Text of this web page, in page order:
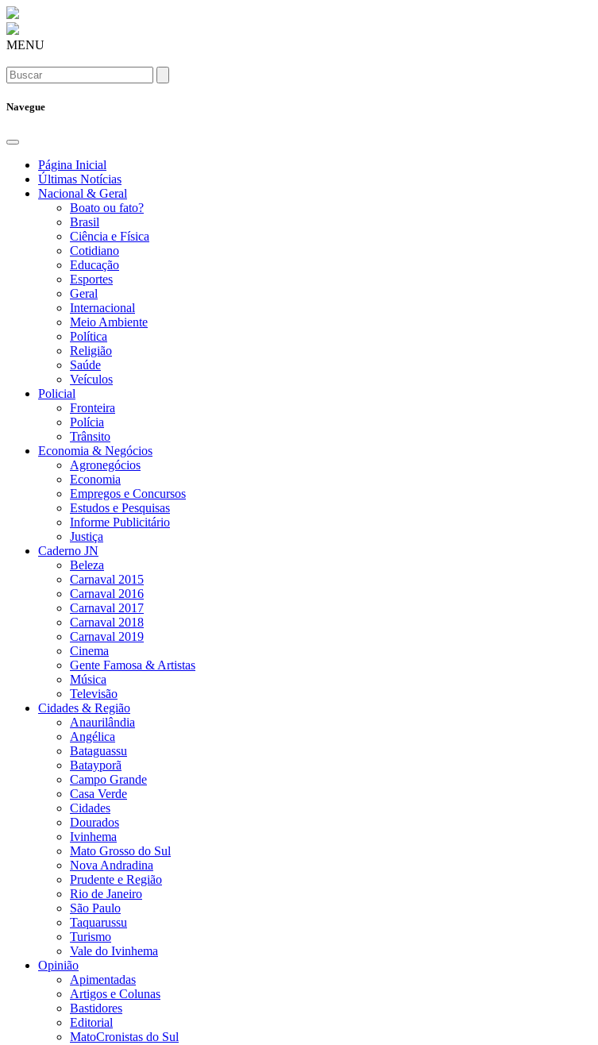
MENU
Navegue
Página Inicial
Últimas Notícias
Nacional & Geral
Boato ou fato?
Brasil
Ciência e Física
Cotidiano
Educação
Esportes
Geral
Internacional
Meio Ambiente
Política
Religião
Saúde
Veículos
Policial
Fronteira
Polícia
Trânsito
Economia & Negócios
Agronegócios
Economia
Empregos e Concursos
Estudos e Pesquisas
Informe Publicitário
Justiça
Caderno JN
Beleza
Carnaval 2015
Carnaval 2016
Carnaval 2017
Carnaval 2018
Carnaval 2019
Cinema
Gente Famosa & Artistas
Música
Televisão
Cidades & Região
Anaurilândia
Angélica
Bataguassu
Batayporã
Campo Grande
Casa Verde
Cidades
Dourados
Ivinhema
Mato Grosso do Sul
Nova Andradina
Prudente e Região
Rio de Janeiro
São Paulo
Taquarussu
Turismo
Vale do Ivinhema
Opinião
Apimentadas
Artigos e Colunas
Bastidores
Editorial
MatoCronistas do Sul